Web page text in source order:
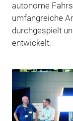
autonome
umfangreiche
durchgespielt
entwickelt.